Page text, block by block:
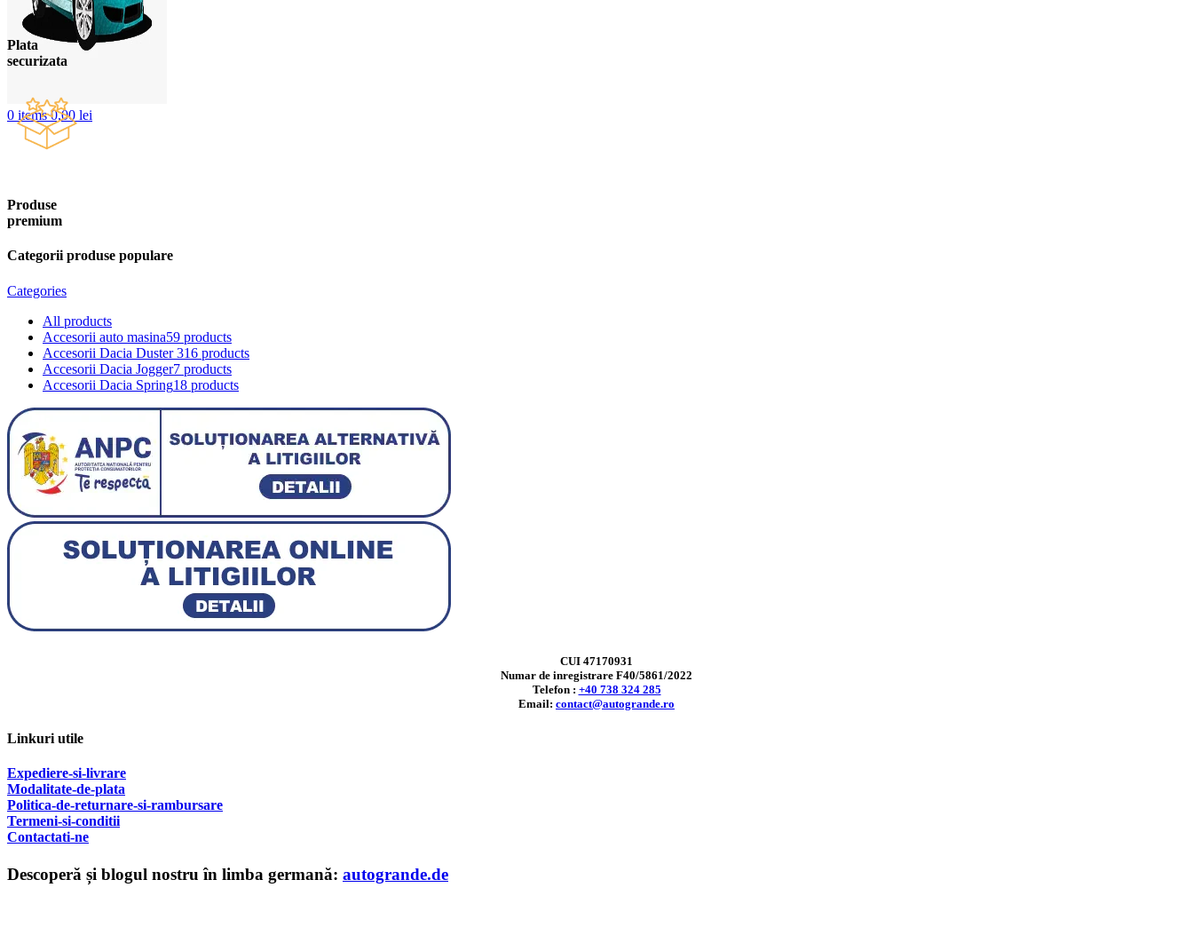
0 items 0,00 lei
Plata
securizata
Produse
premium
Categorii produse populare
Categories
All products
Accesorii auto masina59 products
Accesorii Dacia Duster 316 products
Accesorii Dacia Jogger7 products
Accesorii Dacia Spring18 products
CUI 47170931
Numar de inregistrare F40/5861/2022
Telefon : +40 738 324 285
Email: contact@autogrande.ro
Linkuri utile
Expediere-si-livrare
Modalitate-de-plata
Politica-de-returnare-si-rambursare
Termeni-si-conditii
Contactati-ne
Descoperă și blogul nostru în limba germană: autogrande.de